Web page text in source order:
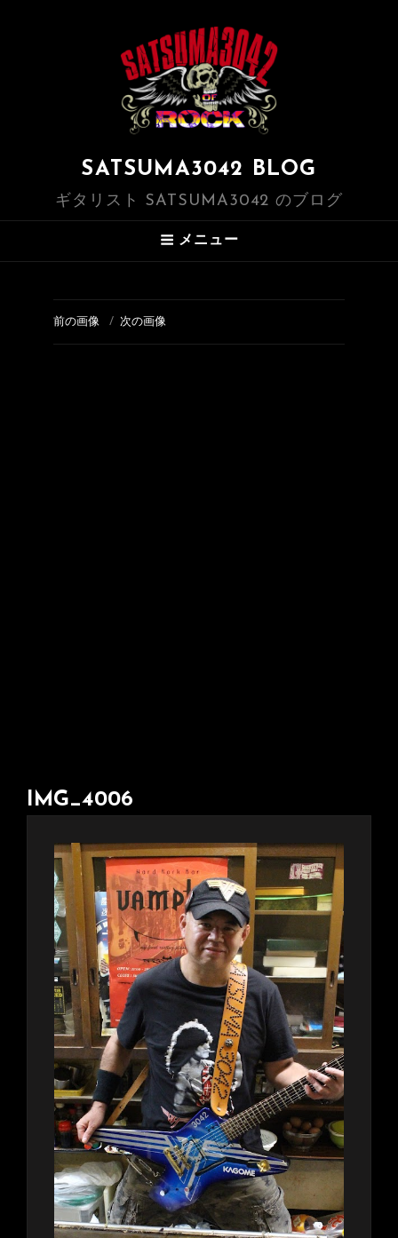
SATSUMA3042 BLOG
ギタリスト SATSUMA3042 のブログ
メニュー
前の画像 次の画像
IMG_4006